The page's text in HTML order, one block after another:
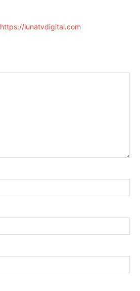
https://lunatvdigital.com